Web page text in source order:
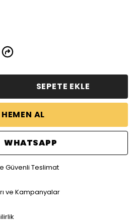
SEPETE EKLE
HEMEN AL
WHATSAPP
Güvenli Teslimat
ve Kampanyalar